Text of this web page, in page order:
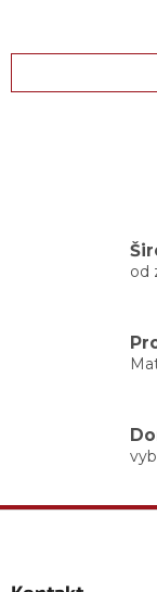
Stopa písma
100°C, otěru
od